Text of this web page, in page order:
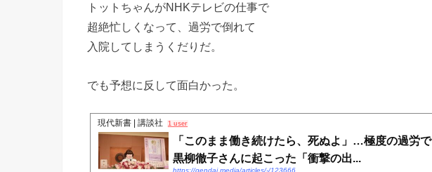
トットちゃんがNHKテレビの仕事で
超絶忙しくなって、過労で倒れて
入院してしまうくだりだ。
でも予想に反して面白かった。
現代新書 | 講談社 1 user
「このまま働き続けたら、死ぬよ」…極度の過労で
黒柳徹子さんに起こった「衝撃の出...
https://gendai.media/articles/-/123666